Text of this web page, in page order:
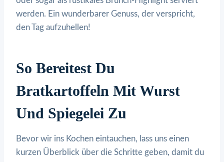
werden. Ein wunderbarer Genuss, der verspricht,
den Tag aufzuhellen!
So Bereitest Du
Bratkartoffeln Mit Wurst
Und Spiegelei Zu
Bevor wir ins Kochen eintauchen, lass uns einen
kurzen Überblick über die Schritte geben, damit du